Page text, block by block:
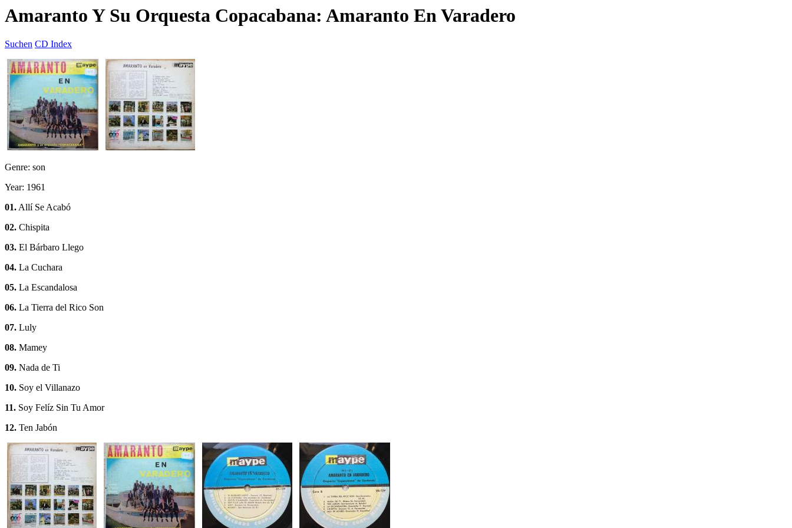
Amaranto Y Su Orquesta Copacabana: Amaranto En Varadero
Suchen CD Index
Genre: son
Year: 1961
01.Allí Se Acabó
02. Chispita
03. El Bárbaro Llego
04. La Cuchara
05. La Escandalosa
06. La Tierra del Rico Son
07. Luly
08. Mamey
09. Nada de Ti
10. Soy el Villanazo
11. Soy Felíz Sin Tu Amor
12. Ten Jabón